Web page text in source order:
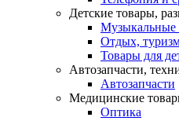
Детские товары,
Музыкальные
Отдых,
Товары для
Автозапчасти,
Автозапчасти
Медицинские
Оптика